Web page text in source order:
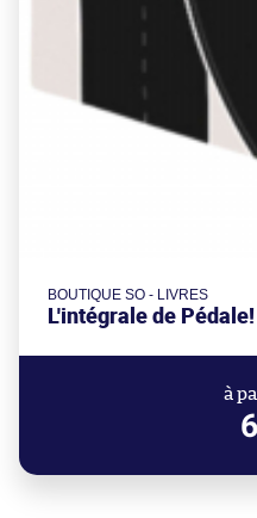
BOUTIQUE SO - LIVRES
L'intégrale de
à